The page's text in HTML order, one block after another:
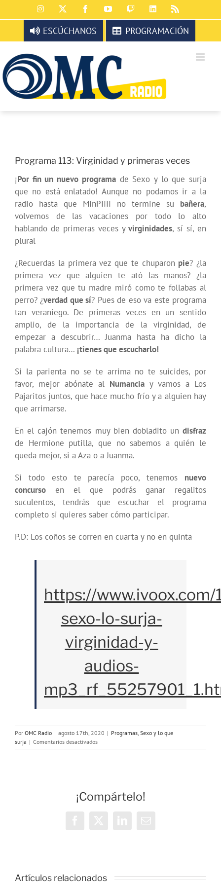
al
contenido
Instagram FacebookYouTubeTwitchLinkedIn
ESCÚCHANOS PROGRAMACIÓN
Programa 113: Virginidad y primeras veces
¡Por fin un nuevo programade Sexo y lo que surja
que no está enlatado! Aunque no podamos ir a la
radio hasta que MinPIIII no termine su bañera,
volvemos de las vacaciones por todo lo alto
hablando de primeras veces yvirginidades, sí sí, en
plural
¿Recuerdas la primera vez que te chuparon pie? ¿la
primera vez que alguien te ató las manos? ¿la
primera vez que tu madre miró como te follabas al
perro? ¿verdad que sí? Pues de eso va este programa
tan veraniego. De primeras veces en un sentido
amplio, de la importancia de la virginidad, de
empezar a descubrir… Juanma hasta ha dicho la
palabra cultura… ¡tienes que escucharlo!
Si la parienta no se te arrima no te suicides, por
favor, mejor abónate al Numancia y vamos a Los
Pajaritos juntos, que hace mucho frío y a alguien hay
que arrimarse.
En el cajón tenemos muy bien dobladito un disfraz
de Hermione putilla, que no sabemos a quién le
queda mejor, si a Aza o a Juanma.
Si todo esto te parecía poco, tenemos nuevo
concurso en el que podrás ganar regalitos
suculentos, tendrás que escuchar el programa
completo si quieres saber cómo participar.
P.D: Los coños se corren en cuarta y no en quinta
https://www.ivoox.com/
sexo-lo-surja-
virginidad-y-
audios-
Por OMC Radio | agosto 17th, 2020 | Programas, Sexo y lo que
surja | Comentarios desactivadosen
Programa
veces
¡Compártelo!
Artículos relacionados